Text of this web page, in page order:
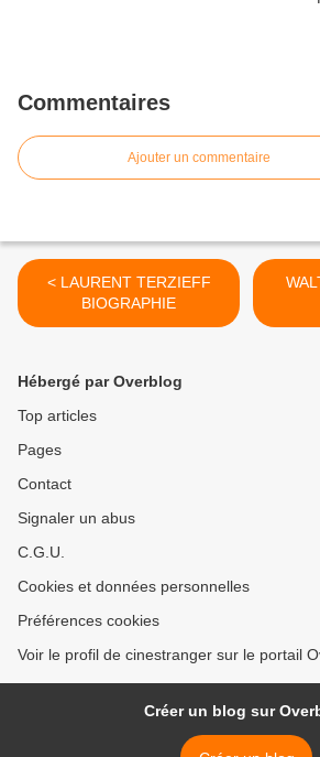
Commentaires
Ajouter un commentaire
< LAURENT TERZIEFF
BIOGRAPHIE
Hébergé par Overblog
Top articles
Pages
Contact
Signaler un abus
C.G.U.
Cookies et données personnelles
Préférences cookies
Voir le profil de cinestranger sur le portail
Créer un blog sur